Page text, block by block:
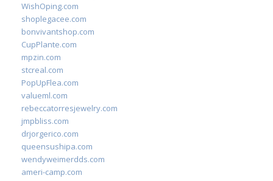
WishOping.com
shoplegacee.com
bonvivantshop.com
CupPlante.com
mpzin.com
stcreal.com
PopUpFlea.com
valueml.com
rebeccatorresjewelry.com
jmpbliss.com
drjorgerico.com
queensushipa.com
wendyweimerdds.com
ameri-camp.com